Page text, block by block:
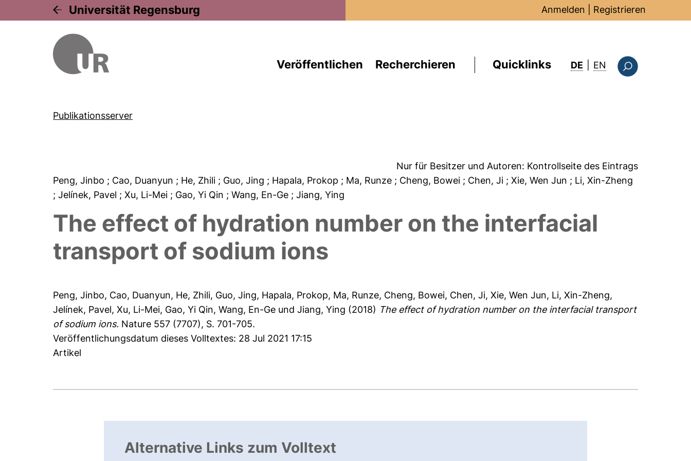
Universität Regensburg Anmelden Registrieren
Veröffentlichen Recherchieren Quicklinks DE EN : this page in
Publikationsserver
Nur für Besitzer und Autoren: Kontrollseite des Eintrags
Peng, Jinbo ; Cao, Duanyun ; He, Zhili ; Guo, Jing ; Hapala, Prokop ; Ma, Runze ; Cheng, Bowei ; Chen, Ji ; Xie, Wen Jun ; Li, Xin-Zheng
; Jelínek, Pavel ; Xu, Li-Mei ; Gao, Yi Qin ; Wang, En-Ge ; Jiang, Ying
The effect of hydration number on the interfacial
transport of sodium ions
Peng, Jinbo, Cao, Duanyun, He, Zhili, Guo, Jing, Hapala, Prokop, Ma, Runze, Cheng, Bowei, Chen, Ji,Xie, Wen Jun, Li, Xin-Zheng,
Jelínek, Pavel,Xu, Li-Mei, Gao, Yi Qin,Wang, En-Ge undJiang, Ying (2018) The effect of hydration number on the interfacial transport
of sodium ions. Nature 557 (7707), S. 701-705.
Veröffentlichungsdatum dieses Volltextes: 28 Jul 2021 17:15
Artikel
Alternative Links zum Volltext